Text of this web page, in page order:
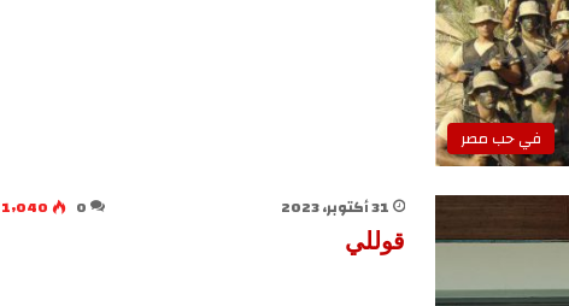
في حب مصر
31 أكتوبر، 2023 0
1٬040
قوللي